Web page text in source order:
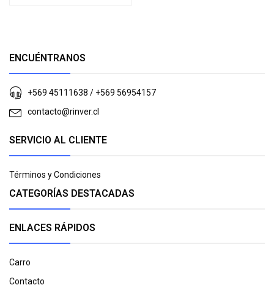
ENCUÉNTRANOS
+569 45111638 / +569 56954157
contacto@rinver.cl
SERVICIO AL CLIENTE
Términos y Condiciones
CATEGORÍAS DESTACADAS
ENLACES RÁPIDOS
Carro
Contacto